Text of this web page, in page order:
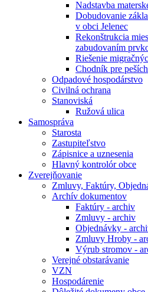
Nadstavba
Dobudovanie
v obci Jelenec
Rekonštrukcia
zabudovaním
Riešenie
Chodník pre
Odpadové hospodárstvo
Civilná ochrana
Stanoviská
Ružová ulica
Samospráva
Starosta
Zastupiteľstvo
Zápisnice a uznesenia
Hlavný kontrolór obce
Zverejňovanie
Zmluvy, Faktúry,
Archív dokumentov
Faktúry - archiv
Zmluvy - archiv
Objednávky -
Zmluvy Hroby -
Výrub stromov -
Verejné obstarávanie
VZN
Hospodárenie